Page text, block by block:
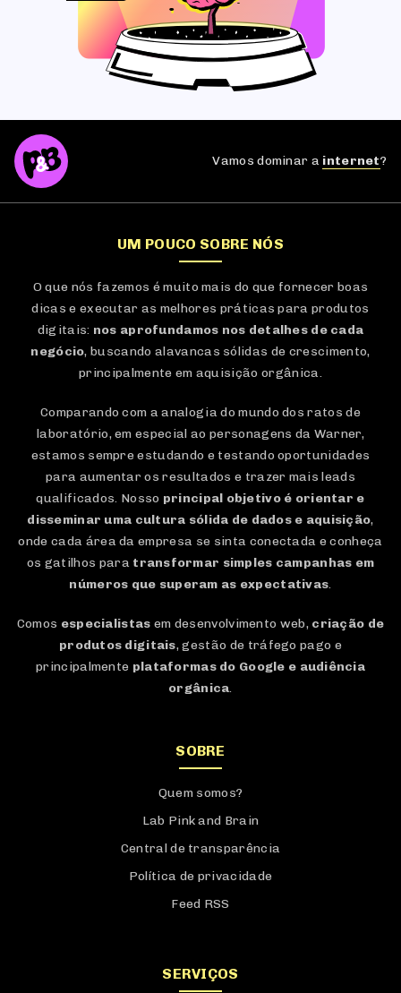
Vamos dominar a internet?
UM POUCO SOBRE NÓS
O que nós fazemos é muito mais do que fornecer boas
dicas e executar as melhores práticas para produtos
digitais: nos aprofundamos nos detalhes de cada
negócio, buscando alavancas sólidas de crescimento,
principalmente em aquisição orgânica.
Comparando com a analogia do mundo dos ratos de
laboratório, em especial ao personagens da Warner,
estamos sempre estudando e testando oportunidades
para aumentar os resultados e trazer mais leads
qualificados. Nosso principal objetivo é orientar e
disseminar uma cultura sólida de dados e aquisição,
onde cada área da empresa se sinta conectada e conheça
os gatilhos para transformar simples campanhas em
números que superam as expectativas.
Comos especialistas em desenvolvimento web, criação de
produtos digitais, gestão de tráfego pago e
principalmente plataformas do Google e audiência
orgânica.
SOBRE
Quem somos?
Lab Pink and Brain
Central de transparência
Política de privacidade
Feed RSS
SERVIÇOS